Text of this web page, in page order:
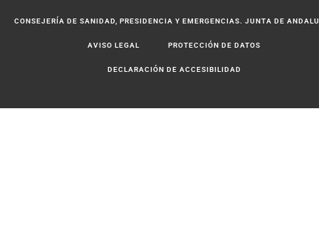
CONSEJERÍA DE SANIDAD, PRESIDENCIA Y EMERGENCIAS. JUNTA DE
AVISO LEGAL PROTECCIÓN DE DATOS
DECLARACIÓN DE ACCESIBILIDAD